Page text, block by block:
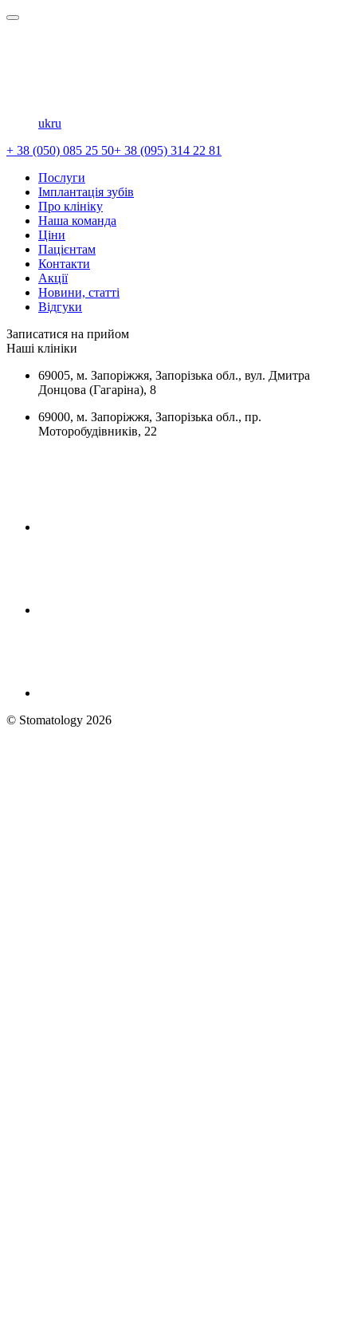
ukru
+ 38 (050) 085 25 50+ 38 (095) 314 22 81
Послуги
Імплантація зубів
Про клініку
Наша команда
Ціни
Пацієнтам
Контакти
Акції
Новини, статті
Відгуки
Записатися на прийом
Наші клініки
69005, м. Запоріжжя, Запорізька обл., вул. Дмитра
Донцова (Гагаріна), 8
69000, м. Запоріжжя, Запорізька обл., пр.
Моторобудівників, 22
© Stomatology 2026